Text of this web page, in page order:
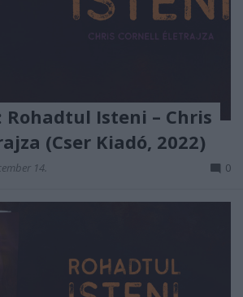
Rohadtul Isteni – Chris
(Cser Kiadó, 2022)
14. 0